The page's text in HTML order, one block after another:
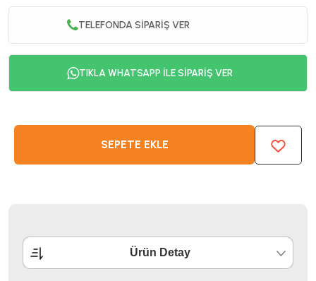
TELEFONDA SİPARİŞ VER
TIKLA WHATSAPP İLE SİPARİŞ VER
SEPETE EKLE
Ürün Detay